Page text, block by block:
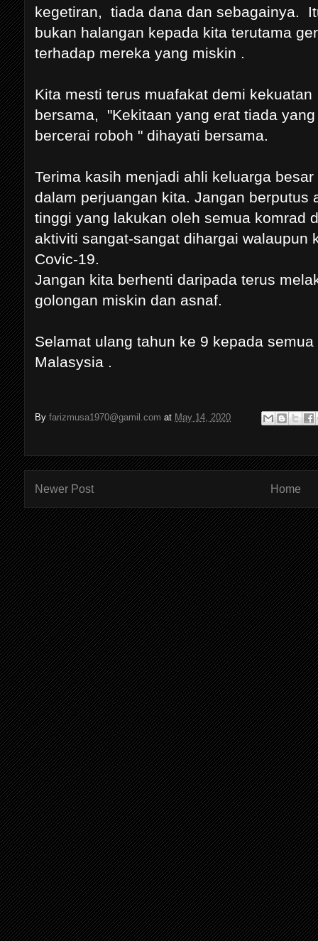
kegetiran, tiada dana dan sebagainya.
bukan halangan kepada kita terutama
terhadap mereka yang miskin .
Kita mesti terus muafakat demi
bersama, "Kekitaan yang erat tiada
bercerai roboh " dihayati bersama.
Terima kasih menjadi ahli keluarga
dalam perjuangan kita. Jangan
tinggi yang lakukan oleh semua komrad
aktiviti sangat-sangat dihargai walaupun
Covic-19.
Jangan kita berhenti daripada terus
golongan miskin dan asnaf.
Selamat ulang tahun ke 9 kepada
Malasysia .
Byfarizmusa1970@gamil.com at May 14, 2020
Newer Post Home